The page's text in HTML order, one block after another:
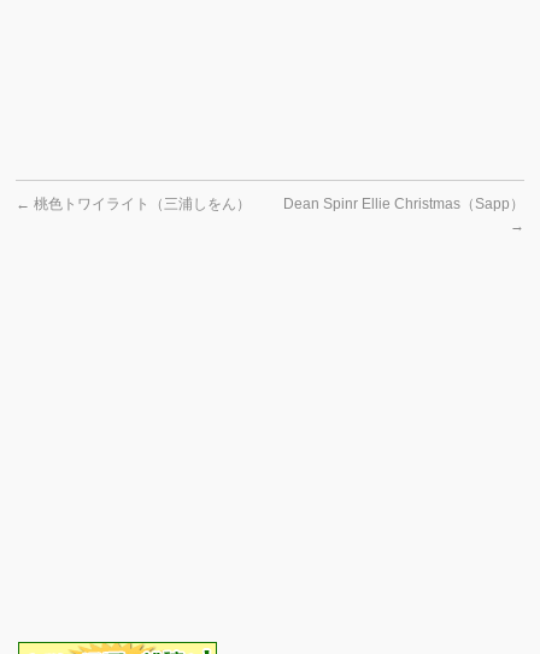
← 桃色トワイライト（三浦しをん）
Dean Spinr Ellie Christmas（Sapp）
→